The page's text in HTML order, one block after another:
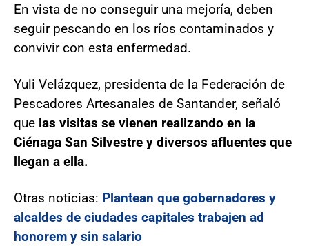
En vista de no conseguir una mejoría, deben
seguir pescando en los ríos contaminados y
convivir con esta enfermedad.
Yuli Velázquez, presidenta de la Federación de
Pescadores Artesanales de Santander, señaló
que las visitas se vienen realizando en la
Ciénaga San Silvestre y diversos afluentes que
llegan a ella.
Otras noticias: Plantean que gobernadores y
alcaldes de ciudades capitales trabajen ad
honorem y sin salario